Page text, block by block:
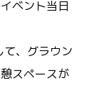
ベント当日
て、グラウン
スペースが